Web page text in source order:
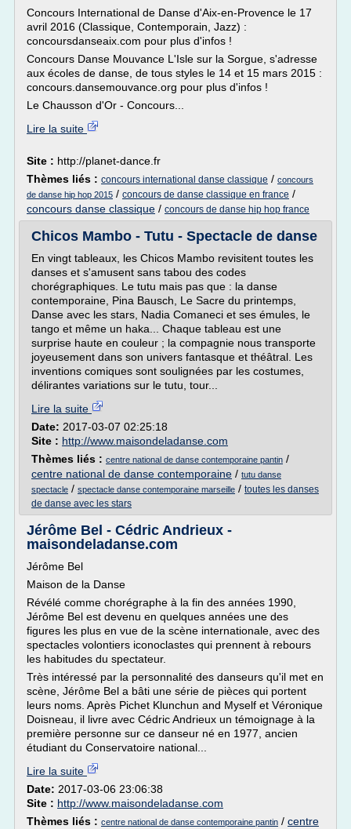
Concours International de Danse d'Aix-en-Provence le 17
avril 2016 (Classique, Contemporain, Jazz) :
concoursdanseaix.com pour plus d'infos !
Concours Danse Mouvance L'Isle sur la Sorgue, s'adresse
aux écoles de danse, de tous styles le 14 et 15 mars 2015 :
concours.dansemouvance.org pour plus d'infos !
Le Chausson d'Or - Concours...
Lire la suite
Site : http://planet-dance.fr
Thèmes liés : concours international danse classique / concours
de danse hip hop 2015 / concours de danse classique en france /
concours danse classique / concours de danse hip hop france
Chicos Mambo - Tutu - Spectacle de danse
En vingt tableaux, les Chicos Mambo revisitent toutes les
danses et s'amusent sans tabou des codes
chorégraphiques. Le tutu mais pas que : la danse
contemporaine, Pina Bausch, Le Sacre du printemps,
Danse avec les stars, Nadia Comaneci et ses émules, le
tango et même un haka... Chaque tableau est une
surprise haute en couleur ; la compagnie nous transporte
joyeusement dans son univers fantasque et théâtral. Les
inventions comiques sont soulignées par les costumes,
délirantes variations sur le tutu, tour...
Lire la suite
Date: 2017-03-07 02:25:18
Site : http://www.maisondeladanse.com
Thèmes liés : centre national de danse contemporaine pantin /
centre national de danse contemporaine / tutu danse
spectacle / spectacle danse contemporaine marseille / toutes les danses
de danse avec les stars
Jérôme Bel - Cédric Andrieux -
maisondeladanse.com
Jérôme Bel
Maison de la Danse
Révélé comme chorégraphe à la fin des années 1990,
Jérôme Bel est devenu en quelques années une des
figures les plus en vue de la scène internationale, avec des
spectacles volontiers iconoclastes qui prennent à rebours
les habitudes du spectateur.
Très intéressé par la personnalité des danseurs qu'il met en
scène, Jérôme Bel a bâti une série de pièces qui portent
leurs noms. Après Pichet Klunchun and Myself et Véronique
Doisneau, il livre avec Cédric Andrieux un témoignage à la
première personne sur ce danseur né en 1977, ancien
étudiant du Conservatoire national...
Lire la suite
Date: 2017-03-06 23:06:38
Site : http://www.maisondeladanse.com
Thèmes liés : centre national de danse contemporaine pantin / centre